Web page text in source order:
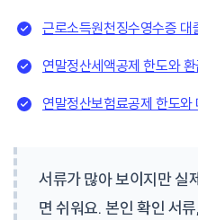
근로소득원천징수영수증
연말정산세액공제 한도와
연말정산보험료공제 한도와
서류가 많아 보이지만 실
면 쉬워요. 본인 확인 서